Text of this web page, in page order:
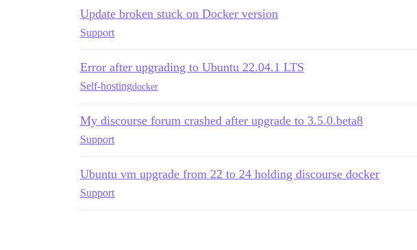
Update broken stuck on Docker version
Support
Error after upgrading to Ubuntu 22.04.1 LTS
Self-hostingdocker
My discourse forum crashed after upgrade to 3.5.0.beta8
Support
Ubuntu vm upgrade from 22 to 24 holding discourse docker
Support